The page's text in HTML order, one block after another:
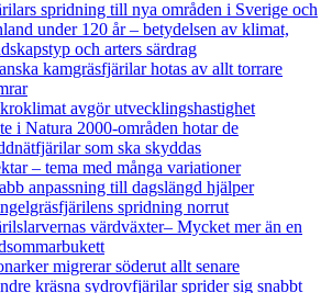
spridning till nya områden i Sverige och
under 120 år– betydelsen av klimat,
och arters särdrag
kamgräsfjärilar hotas av allt torrare
avgör utvecklingshastighet
i Natura 2000-områden hotar de
som ska skyddas
– tema med många variationer
anpassning till dagslängd hjälper
spridning norrut
värdväxter– Mycket mer än en
migrerar söderut allt senare
kräsna sydrovfjärilar sprider sig snabbt